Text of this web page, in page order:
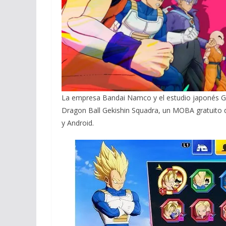
La empresa Bandai Namco y el estudio japonés
Dragon Ball Gekishin Squadra, un MOBA
y Android.